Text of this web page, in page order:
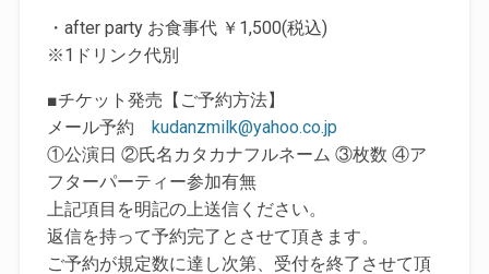
・after party お食事代 ￥1,500(税込)
※1ドリンク代別
■チケット発売【ご予約方法】
メール予約 kudanzmilk@yahoo.co.jp
①公演日 ②氏名カタカナフルネーム ③枚数 ④ア
フターパーティー参加有無
上記項目を明記の上送信ください。
返信を持って予約完了とさせて頂きます。
ご予約が規定数に達し次第、受付を終了させて頂